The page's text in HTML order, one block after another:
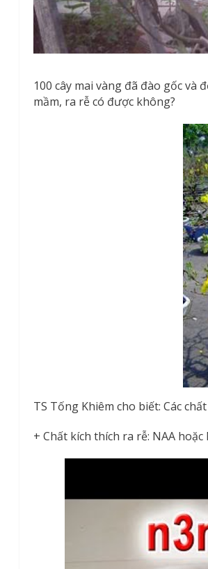
100 cây mai vàng đã đào gốc và
mầm, ra rễ có được không?
TS Tống Khiêm cho biết: Các
+ Chất kích thích ra rễ: NAA hoặc